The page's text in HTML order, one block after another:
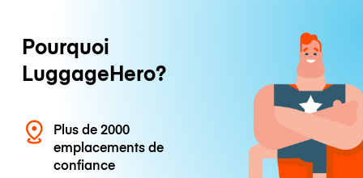
Pourquoi
LuggageHero?
Plus de 2000
emplacements de
confiance